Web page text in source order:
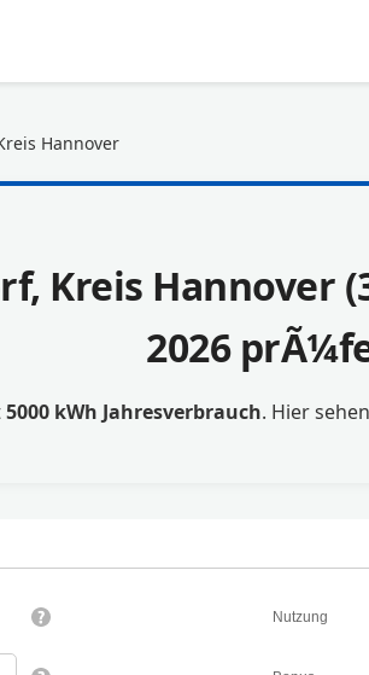
Hannover
Kreis Hannover
2026
5000 kWh Jahresverbrauch. Hier